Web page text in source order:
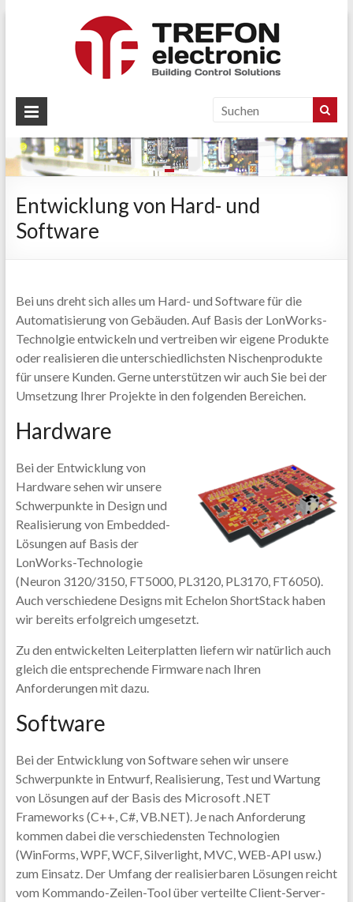
+49 36203 576 30
TREFON
electronic
GmbH
Entwicklung von Hard- und Software
Systemintegration und Sonderlösungen
Entwicklung von Hard- und
Software
Bei uns dreht sich alles um Hard- und Software für die
Automatisierung von Gebäuden. Auf Basis der LonWorks-
Technolgie entwickeln und vertreiben wir eigene Produkte
oder realisieren die unterschiedlichsten Nischenprodukte
für unsere Kunden. Gerne unterstützen wir auch Sie bei der
Umsetzung Ihrer Projekte in den folgenden Bereichen.
Hardware
Bei der Entwicklung von
Hardware sehen wir unsere
Schwerpunkte in Design und
Realisierung von Embedded-
Lösungen auf Basis der
LonWorks-Technologie
(Neuron 3120/3150, FT5000, PL3120, PL3170, FT6050).
Auch verschiedene Designs mit Echelon ShortStack haben
wir bereits erfolgreich umgesetzt.
Zu den entwickelten Leiterplatten liefern wir natürlich auch
gleich die entsprechende Firmware nach Ihren
Anforderungen mit dazu.
Software
Bei der Entwicklung von Software sehen wir unsere
Schwerpunkte in Entwurf, Realisierung, Test und Wartung
von Lösungen auf der Basis des Microsoft .NET
Frameworks (C++, C#, VB.NET). Je nach Anforderung
kommen dabei die verschiedensten Technologien
(WinForms, WPF, WCF, Silverlight, MVC, WEB-API usw.)
zum Einsatz. Der Umfang der realisierbaren Lösungen reicht
vom Kommando-Zeilen-Tool über verteilte Client-Server-